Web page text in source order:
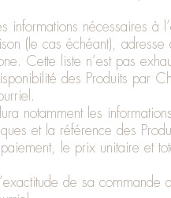
informations nécessaires
(le cas échéant), adresse
Cette liste n’est pas
des Produits par
notamment les
et la référence des
le prix unitaire et
de sa